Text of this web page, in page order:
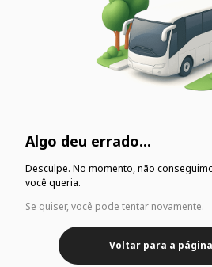
Algo deu errado...
Desculpe. No momento, não
você queria.
Se quiser, você pode tentar novamente.
Voltar para a